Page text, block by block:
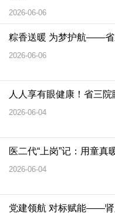
2026-06-06
粽香送暖 为梦护航——省
2026-06-06
人人享有眼健康！省三
2026-06-04
医二代“上岗”记：用童真
2026-06-04
党建领航 对标赋能——肾